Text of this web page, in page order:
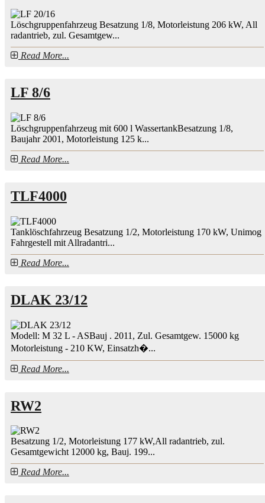
Löschgruppenfahrzeug Besatzung 1/8, Motorleistung 206 kW, All
radantrieb, zul. Gesamtgew...
Read More...
LF 8/6
Löschgruppenfahrzeug mit 600 l WassertankBesatzung 1/8,
Baujahr 2001, Motorleistung 125 k...
Read More...
TLF4000
Tanklöschfahrzeug Besatzung 1/2, Motorleistung 170 kW, Unimog
Fahrgestell mit Allradantri...
Read More...
DLAK 23/12
Modell: M 32 L - ASBauj . 2011, Zul. Gesamtgew. 15000 kg
Motorleistung - 210 KW, Einsatzh�...
Read More...
RW2
Besatzung 1/2, Motorleistung 177 kW,All radantrieb, zul.
Gesamtgewicht 12000 kg, Bauj. 199...
Read More...